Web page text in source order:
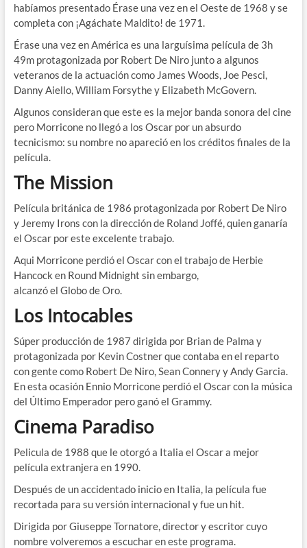
habíamos presentado Érase una vez en el Oeste de 1968 y se
completa con ¡Agáchate Maldito! de 1971.
Érase una vez en América es una larguísima película de 3h
49m protagonizada por Robert De Niro junto a algunos
veteranos de la actuación como James Woods, Joe Pesci,
Danny Aiello, William Forsythe y Elizabeth McGovern.
Algunos consideran que este es la mejor banda sonora del cine
pero Morricone no llegó a los Oscar por un absurdo
tecnicismo: su nombre no apareció en los créditos finales de la
película.
The Mission
Película británica de 1986 protagonizada por Robert De Niro
y Jeremy Irons con la dirección de Roland Joffé, quien ganaría
el Oscar por este excelente trabajo.
Aqui Morricone perdió el Oscar con el trabajo de Herbie
Hancock en Round Midnight sin embargo,
alcanzó el Globo de Oro.
Los Intocables
Súper producción de 1987 dirigida por Brian de Palma y
protagonizada por Kevin Costner que contaba en el reparto
con gente como Robert De Niro, Sean Connery y Andy Garcia.
En esta ocasión Ennio Morricone perdió el Oscar con la música
del Último Emperador pero ganó el Grammy.
Cinema Paradiso
Pelicula de 1988 que le otorgó a Italia el Oscar a mejor
película extranjera en 1990.
Después de un accidentado inicio en Italia, la película fue
recortada para su versión internacional y fue un hit.
Dirigida por Giuseppe Tornatore, director y escritor cuyo
nombre volveremos a escuchar en este programa.